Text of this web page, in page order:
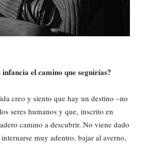
el camino que seguirías?
creo y siento que hay un destino –no
seres humanos y que, inscrito en
camino a descubrir. No viene dado
muy adentro, bajar al averno,